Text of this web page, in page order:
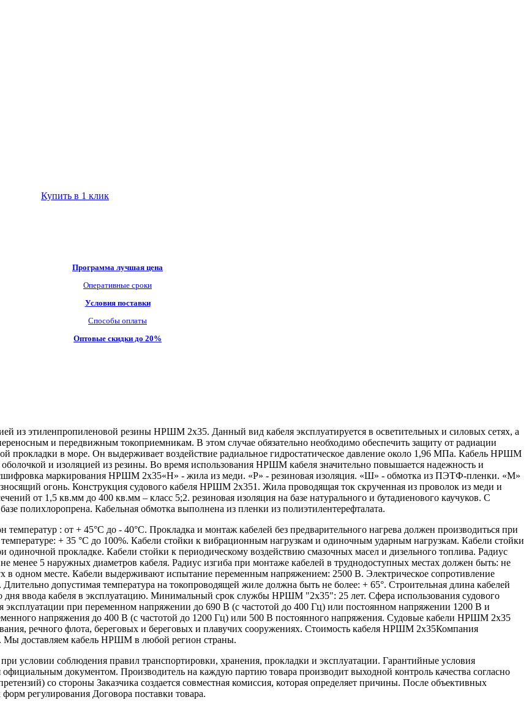
Купить в 1 клик
Программа лучшая цена
Оперативные сроки
Условия поставки
Способы оплаты
Оптовые скидки до 20%
из этиленпропиленовой резины НРШМ 2х35. Данный вид кабеля эксплуатируется в осветительных и силовых сетях, а
и передвижным токоприемникам. В этом случае обязательно необходимо обеспечить защиту от радиации
прокладки в море. Он выдерживает воздействие радиальное гидростатическое давление около 1,96 МПа. Кабель НРШМ
и изоляцией из резины. Во время использования НРШМ кабеля значительно повышается надежность и
маркирования НРШМ 2х35«Н» - жила из меди. «Р» - резиновая изоляция. «Ш» - обмотка из ПЭТФ-пленки. «М»
огонь. Конструкция судового кабеля НРШМ 2х351. Жила проводящая ток скрученная из проволок из меди и
от 1,5 кв.мм до 400 кв.мм – класс 5;2. резиновая изоляция на базе натурального и бутадиенового каучуков. С
полихлоропрена. Кабельная обмотка выполнена из пленки из полиэтилентерефталата.
: от + 45°С до - 40°С. Прокладка и монтаж кабелей без предварительного нагрева должен производиться при
+ 35 °С до 100%. Кабели стойки к вибрационным нагрузкам и одиночным ударным нагрузкам. Кабели стойки
прокладке. Кабели стойки к периодическому воздействию смазочных масел и дизельного топлива. Радиус
менее 5 наружных диаметров кабеля. Радиус изгиба при монтаже кабелей в труднодоступных местах должен быть: не
в одном месте. Кабели выдерживают испытание переменным напряжением: 2500 В. Электрическое сопротивление
допустимая температура на токопроводящей жиле должна быть не более: + 65°. Строительная длина кабелей
дня ввода кабеля в эксплуатацию. Минимальный срок службы НРШМ "2х35": 25 лет. Сфера использования судового
при переменном напряжении до 690 В (с частотой до 400 Гц) или постоянном напряжении 1200 В и
напряжения до 400 В (с частотой до 1200 Гц) или 500 В постоянного напряжения. Судовые кабели НРШМ 2х35
речного флота, береговых и береговых и плавучих сооружениях. Стоимость кабеля НРШМ 2х35Компания
доставляем кабель НРШМ в любой регион страны.
условии соблюдения правил транспортировки, хранения, прокладки и эксплуатации. Гарантийные условия
документом. Производитель на каждую партию товара производит выходной контроль качества согласно
со стороны Заказчика создается совместная комиссия, которая определяет причины. После объективных
регулирования Договора поставки товара.